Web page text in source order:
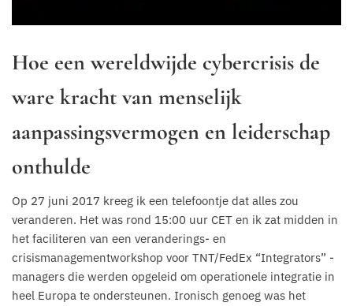
Hoe een wereldwijde cybercrisis de
ware kracht van menselijk
aanpassingsvermogen en leiderschap
onthulde
Op 27 juni 2017 kreeg ik een telefoontje dat alles zou
veranderen. Het was rond 15:00 uur CET en ik zat midden in
het faciliteren van een veranderings- en
crisismanagementworkshop voor TNT/FedEx “Integrators” -
managers die werden opgeleid om operationele integratie in
heel Europa te ondersteunen. Ironisch genoeg was het